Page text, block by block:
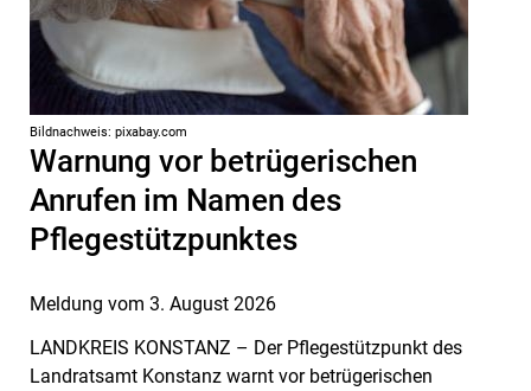
Bildnachweis: pixabay.com
Meldung vom 3. August 2026
Warnung vor betrügerischen
Anrufen im Namen des
Pflegestützpunktes
LANDKREIS KONSTANZ – Der Pflegestützpunkt des
Landratsamt Konstanz warnt vor betrügerischen